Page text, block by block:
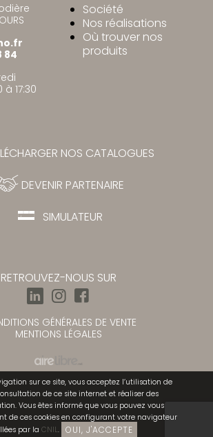
84
à 17:30
Société
Nos réalisations
Où trouver nos
produits
NOS CATALOGUES
DEVENIR PARTENAIRE
SIMULATEUR
RETROUVEZ-NOUS SUR
GÉNÉRALES DE VENTE
MENTIONS LÉGALES
sur ce site, vous acceptez l’utilisation de
de ce site internet et réaliser des
Vous êtes informé que vous pouvez vous
de ces cookies en configurant votre navigateur
par la CNIL. OUI, J'ACCEPTE